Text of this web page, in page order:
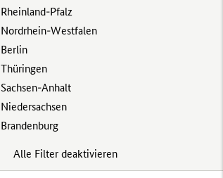
Rheinland-Pfalz
Nordrhein-Westfalen
Berlin
Thüringen
Sachsen-Anhalt
Niedersachsen
Brandenburg
Alle Filter deaktivieren